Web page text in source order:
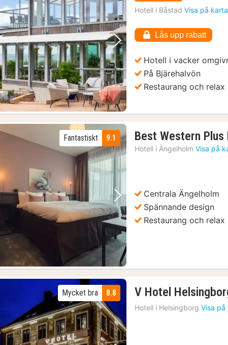
Föregående bild Nästa bild
Hotell i Båstad Visa på
Lås upp rabatt
Hotell i vacker
På Bjärehalvön
Restaurang och relax
Föregående bild Nästa bild
9.1
Fantastiskt Best Western Plus
Hotell i Ängelholm Visa på
Centrala Ängelholm
Spännande design
Restaurang och relax
8.8
Mycket bra V Hotel
Hotell i Helsingborg Visa på